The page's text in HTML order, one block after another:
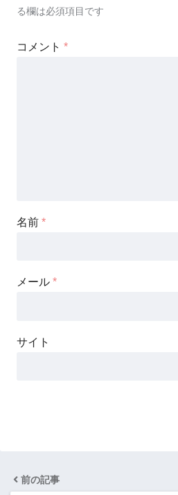
る欄は必須項目です
コメント *
名前 *
メール *
サイト
前の記事